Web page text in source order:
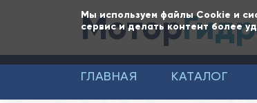
Мы используем файлы Cookie и
сервис и делать контент более
Мотор
ГЛАВНАЯ КАТАЛОГ